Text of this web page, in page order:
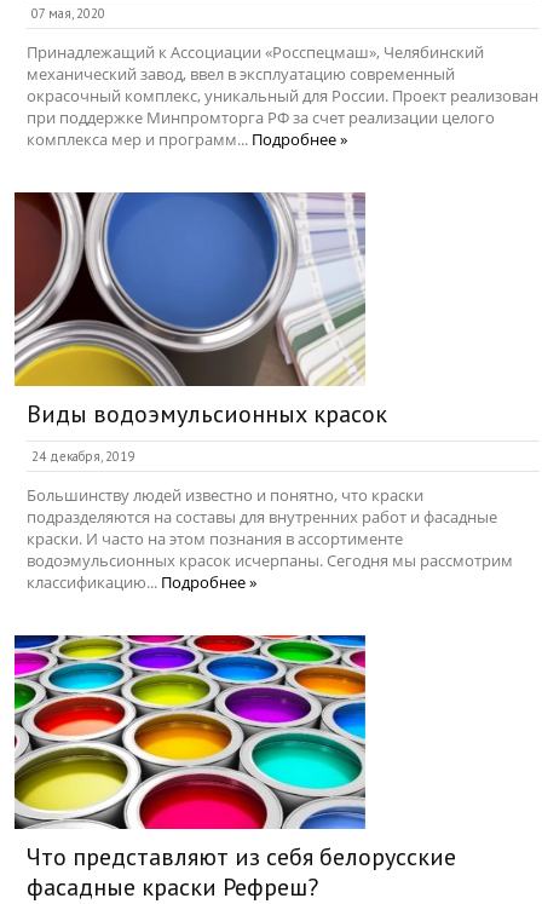
07 мая, 2020
Принадлежащий к Ассоциации «Росспецмаш», Челябинский
механический завод, ввел в эксплуатацию современный
окрасочный комплекс, уникальный для России. Проект реализован
при поддержке Минпромторга РФ за счет реализации целого
комплекса мер и программ... Подробнее »
Виды водоэмульсионных красок
24 декабря, 2019
Большинству людей известно и понятно, что краски
подразделяются на составы для внутренних работ и фасадные
краски. И часто на этом познания в ассортименте
водоэмульсионных красок исчерпаны. Сегодня мы рассмотрим
классификацию... Подробнее »
Что представляют из себя белорусские
фасадные краски Рефреш?